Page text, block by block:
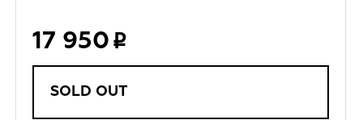
17 950
SOLD OUT